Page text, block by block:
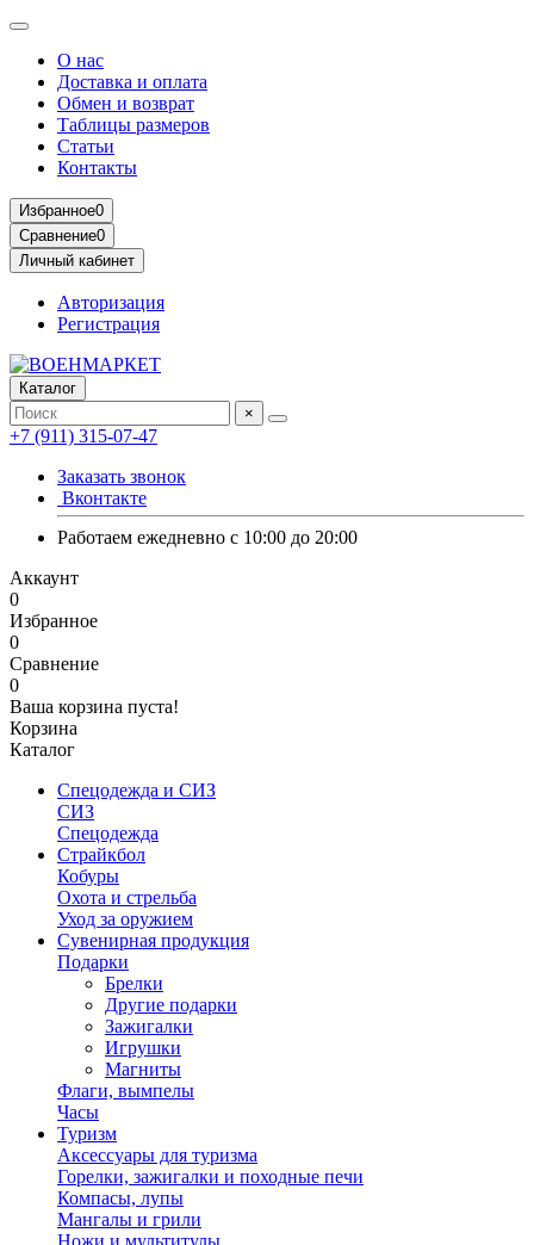
О нас
Доставка и оплата
Обмен и возврат
Таблицы размеров
Статьи
Контакты
Избранное0
Сравнение0
Личный кабинет
Авторизация
Регистрация
Каталог
×
+7 (911) 315-07-47
Заказать звонок
Вконтакте
Работаем ежедневно с 10:00 до 20:00
Аккаунт
0
Избранное
0
Сравнение
0
Ваша корзина пуста!
Корзина
Каталог
Спецодежда и СИЗ
СИЗ
Спецодежда
Страйкбол
Кобуры
Охота и стрельба
Уход за оружием
Сувенирная продукция
Подарки
Брелки
Другие подарки
Зажигалки
Игрушки
Магниты
Флаги, вымпелы
Часы
Туризм
Аксессуары для туризма
Горелки, зажигалки и походные печи
Компасы, лупы
Мангалы и грили
Ножи и мультитулы